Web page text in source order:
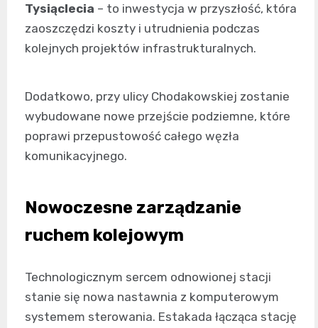
Tysiąclecia – to inwestycja w przyszłość, która
zaoszczędzi koszty i utrudnienia podczas
kolejnych projektów infrastrukturalnych.
Dodatkowo, przy ulicy Chodakowskiej zostanie
wybudowane nowe przejście podziemne, które
poprawi przepustowość całego węzła
komunikacyjnego.
Nowoczesne zarządzanie
ruchem kolejowym
Technologicznym sercem odnowionej stacji
stanie się nowa nastawnia z komputerowym
systemem sterowania. Estakada łącząca stację